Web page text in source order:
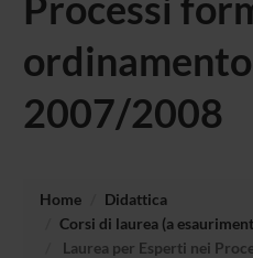
2007/2008
Home
Didattica
Corsi di laurea (a
Laurea per Esperti nei